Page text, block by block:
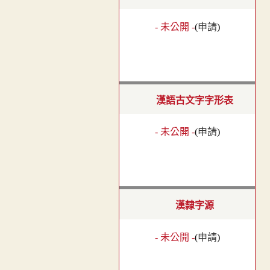
- 未公開 -(申請)
漢語古文字字形表
- 未公開 -(申請)
漢隸字源
- 未公開 -(申請)